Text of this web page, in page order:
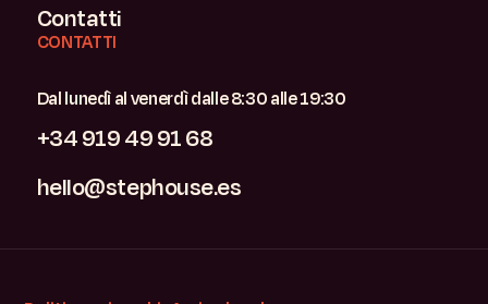
Contatti
CONTATTI
Dal lunedì al venerdì dalle 8:30 alle 19:30
+34 919 49 91 68
hello@stephouse.es